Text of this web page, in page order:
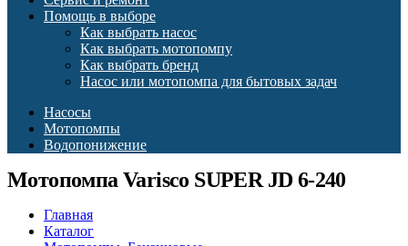
Помощь в выборе
Как выбрать насос
Как выбрать мотопомпу
Как выбрать бренд
Насос или мотопомпа для бытовых задач
Насосы
Мотопомпы
Водопонижение
Мотопомпа Varisco SUPER JD 6-240
Главная
Каталог